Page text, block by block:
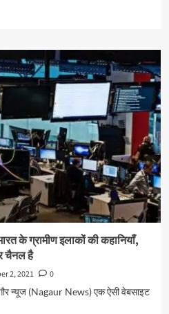
के ग्रामीण इलाकों की कहानियाँ,
चैनल है
2, 2021
0
न्यूज (Nagaur News) एक ऐसी वेबसाइट